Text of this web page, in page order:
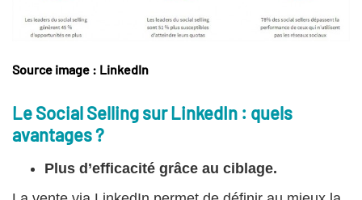
Source image : LinkedIn
Le Social Selling sur LinkedIn : quels
avantages ?
Plus d’efficacité grâce au ciblage.